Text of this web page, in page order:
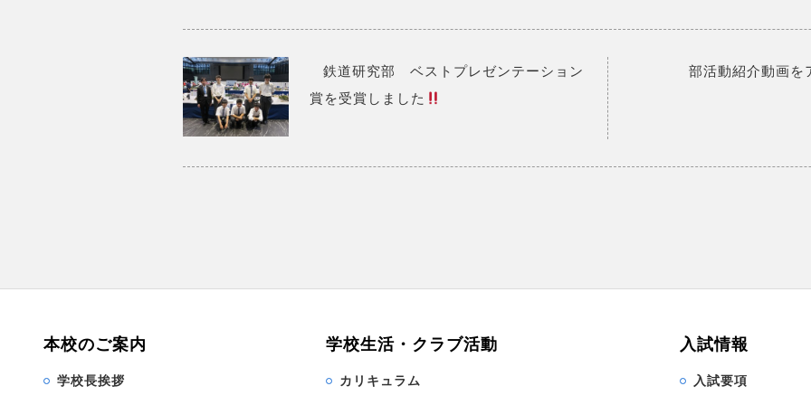
鉄道研究部 ベストプレゼンテーション
賞を受賞しました
部活動紹介動画を
本校のご案内
学校長挨拶
学校生活・クラブ活動
カリキュラム
入試情報
入試要項